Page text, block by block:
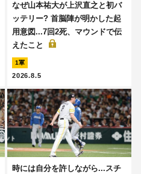
なぜ山本祐大が上沢直之と初バ
ッテリー? 首脳陣が明かした起
用意図...7回2死、マウンドで伝
えたこと
1軍
2026.8.5
時には自分を許しながら...スチ